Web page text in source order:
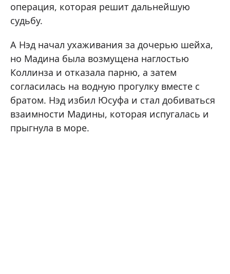
операция, которая решит дальнейшую
судьбу.
А Нэд начал ухаживания за дочерью шейха,
но Мадина была возмущена наглостью
Коллинза и отказала парню, а затем
согласилась на водную прогулку вместе с
братом. Нэд избил Юсуфа и стал добиваться
взаимности Мадины, которая испугалась и
прыгнула в море.